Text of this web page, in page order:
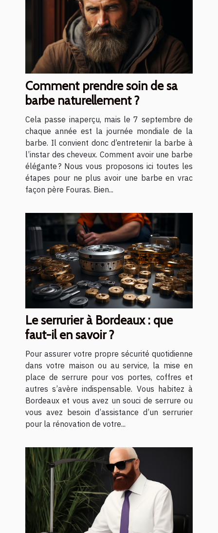
Comment prendre soin de sa
barbe naturellement ?
Cela passe inaperçu, mais le 7 septembre de
chaque année est la journée mondiale de la
barbe. Il convient donc d’entretenir la barbe à
l’instar des cheveux. Comment avoir une barbe
élégante ? Nous vous proposons ici toutes les
étapes pour ne plus avoir une barbe en vrac
façon père Fouras. Bien...
Le serrurier à Bordeaux : que
faut-il en savoir ?
Pour assurer votre propre sécurité quotidienne
dans votre maison ou au service, la mise en
place de serrure pour vos portes, coffres et
autres s’avère indispensable. Vous habitez à
Bordeaux et vous avez un souci de serrure ou
vous avez besoin d’assistance d’un serrurier
pour la rénovation de votre...